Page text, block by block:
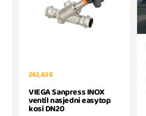
262,63 €
VIEGA Sanpress INOX
ventil nasjedni easytop
kosi DN20